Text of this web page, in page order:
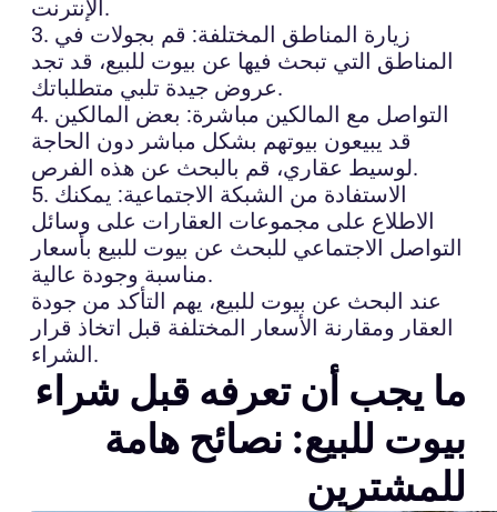
الإنترنت.
3. زيارة المناطق المختلفة: قم بجولات في
المناطق التي تبحث فيها عن بيوت للبيع، قد تجد
عروض جيدة تلبي متطلباتك.
4. التواصل مع المالكين مباشرة: بعض المالكين
قد يبيعون بيوتهم بشكل مباشر دون الحاجة
لوسيط عقاري، قم بالبحث عن هذه الفرص.
5. الاستفادة من الشبكة الاجتماعية: يمكنك
الاطلاع على مجموعات العقارات على وسائل
التواصل الاجتماعي للبحث عن بيوت للبيع بأسعار
مناسبة وجودة عالية.
عند البحث عن بيوت للبيع، يهم التأكد من جودة
العقار ومقارنة الأسعار المختلفة قبل اتخاذ قرار
الشراء.
ما يجب أن تعرفه قبل شراء
بيوت للبيع: نصائح هامة
للمشترين